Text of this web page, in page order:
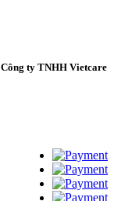
ty TNHH Vietcare